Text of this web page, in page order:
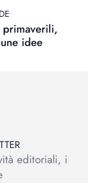
idee
editoriali, i